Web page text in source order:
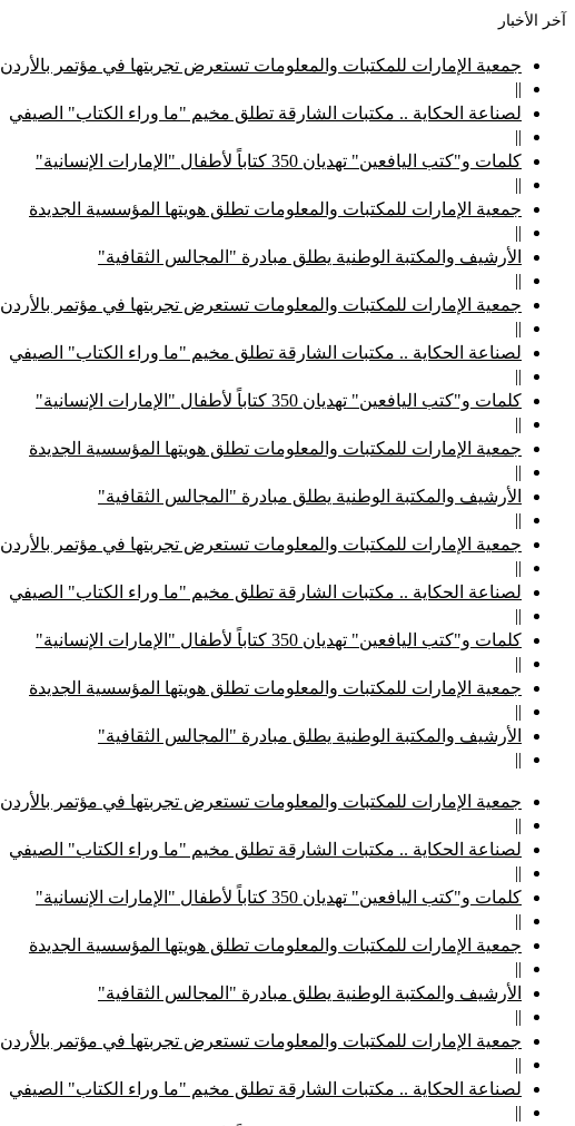
آخر الأخبار
جمعية الإمارات للمكتبات والمعلومات تستعرض تجربتها في مؤتمر بالأردن
||
لصناعة الحكاية .. مكتبات الشارقة تطلق مخيم "ما وراء الكتاب" الصيفي
||
كلمات و"كتب اليافعين" تهديان 350 كتاباً لأطفال "الإمارات الإنسانية"
||
جمعية الإمارات للمكتبات والمعلومات تطلق هويتها المؤسسية الجديدة
||
الأرشيف والمكتبة الوطنية يطلق مبادرة "المجالس الثقافية"
||
جمعية الإمارات للمكتبات والمعلومات تستعرض تجربتها في مؤتمر بالأردن
||
لصناعة الحكاية .. مكتبات الشارقة تطلق مخيم "ما وراء الكتاب" الصيفي
||
كلمات و"كتب اليافعين" تهديان 350 كتاباً لأطفال "الإمارات الإنسانية"
||
جمعية الإمارات للمكتبات والمعلومات تطلق هويتها المؤسسية الجديدة
||
الأرشيف والمكتبة الوطنية يطلق مبادرة "المجالس الثقافية"
||
جمعية الإمارات للمكتبات والمعلومات تستعرض تجربتها في مؤتمر بالأردن
||
لصناعة الحكاية .. مكتبات الشارقة تطلق مخيم "ما وراء الكتاب" الصيفي
||
كلمات و"كتب اليافعين" تهديان 350 كتاباً لأطفال "الإمارات الإنسانية"
||
جمعية الإمارات للمكتبات والمعلومات تطلق هويتها المؤسسية الجديدة
||
الأرشيف والمكتبة الوطنية يطلق مبادرة "المجالس الثقافية"
||
جمعية الإمارات للمكتبات والمعلومات تستعرض تجربتها في مؤتمر بالأردن
||
لصناعة الحكاية .. مكتبات الشارقة تطلق مخيم "ما وراء الكتاب" الصيفي
||
كلمات و"كتب اليافعين" تهديان 350 كتاباً لأطفال "الإمارات الإنسانية"
||
جمعية الإمارات للمكتبات والمعلومات تطلق هويتها المؤسسية الجديدة
||
الأرشيف والمكتبة الوطنية يطلق مبادرة "المجالس الثقافية"
||
جمعية الإمارات للمكتبات والمعلومات تستعرض تجربتها في مؤتمر بالأردن
||
لصناعة الحكاية .. مكتبات الشارقة تطلق مخيم "ما وراء الكتاب" الصيفي
||